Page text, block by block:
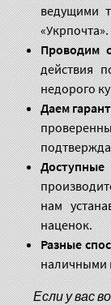
ведущими
«Укрпочта».
Проводим
действия
недорого
Даем
нам
наценок.
Разные
наличными
Если у вас